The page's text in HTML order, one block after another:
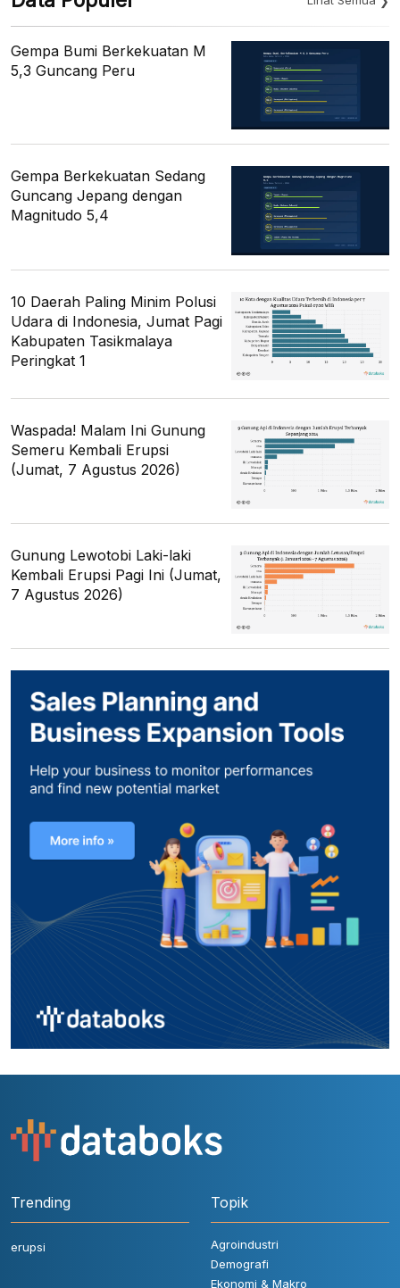
Gempa Bumi Berkekuatan M
5,3 Guncang Peru
Gempa Berkekuatan Sedang
Guncang Jepang dengan
Magnitudo 5,4
10 Daerah Paling Minim Polusi
Udara di Indonesia, Jumat Pagi
Kabupaten Tasikmalaya
Peringkat 1
Waspada! Malam Ini Gunung
Semeru Kembali Erupsi
(Jumat, 7 Agustus 2026)
Gunung Lewotobi Laki-laki
Kembali Erupsi Pagi Ini (Jumat,
7 Agustus 2026)
Trending
erupsi
Topik
Agroindustri
Demografi
Ekonomi & Makro